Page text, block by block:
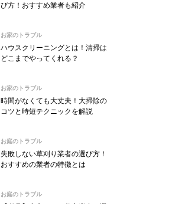
び方！おすすめ業者も紹介
お家のトラブル
ハウスクリーニングとは！清掃は
どこまでやってくれる？
お家のトラブル
時間がなくても大丈夫！大掃除の
コツと時短テクニックを解説
お庭のトラブル
失敗しない草刈り業者の選び方！
おすすめの業者の特徴とは
お庭のトラブル